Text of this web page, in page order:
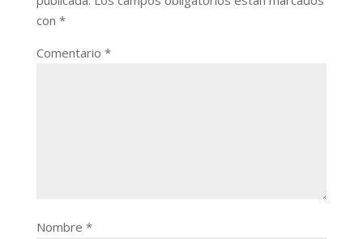
con *
Comentario *
Nombre *